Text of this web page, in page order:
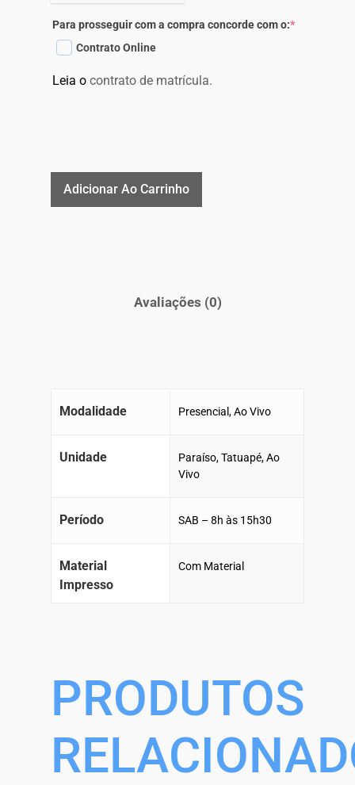
Para prosseguir com a compra concorde com o:*
Contrato Online
Leia o contrato de matrícula.
Adicionar Ao Carrinho
Avaliações (0)
Modalidade Presencial, Ao Vivo
Unidade
Paraíso, Tatuapé, Ao
Vivo
Período SAB – 8h às 15h30
Material
Impresso
Com Material
PRODUTOS